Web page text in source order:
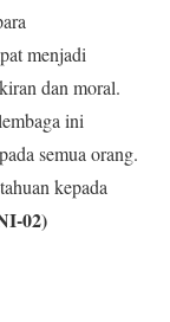
menjadi
dan moral.
ini
semua orang.
kepada
02)